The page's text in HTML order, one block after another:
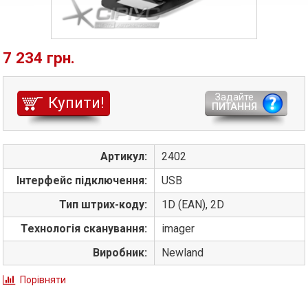
7 234 грн.
Купити!
Задайте
ПИТАННЯ
Артикул:
2402
Інтерфейс підключення:
USB
Тип штрих-коду:
1D (EAN), 2D
Технологія сканування:
imager
Виробник:
Newland
Порівняти